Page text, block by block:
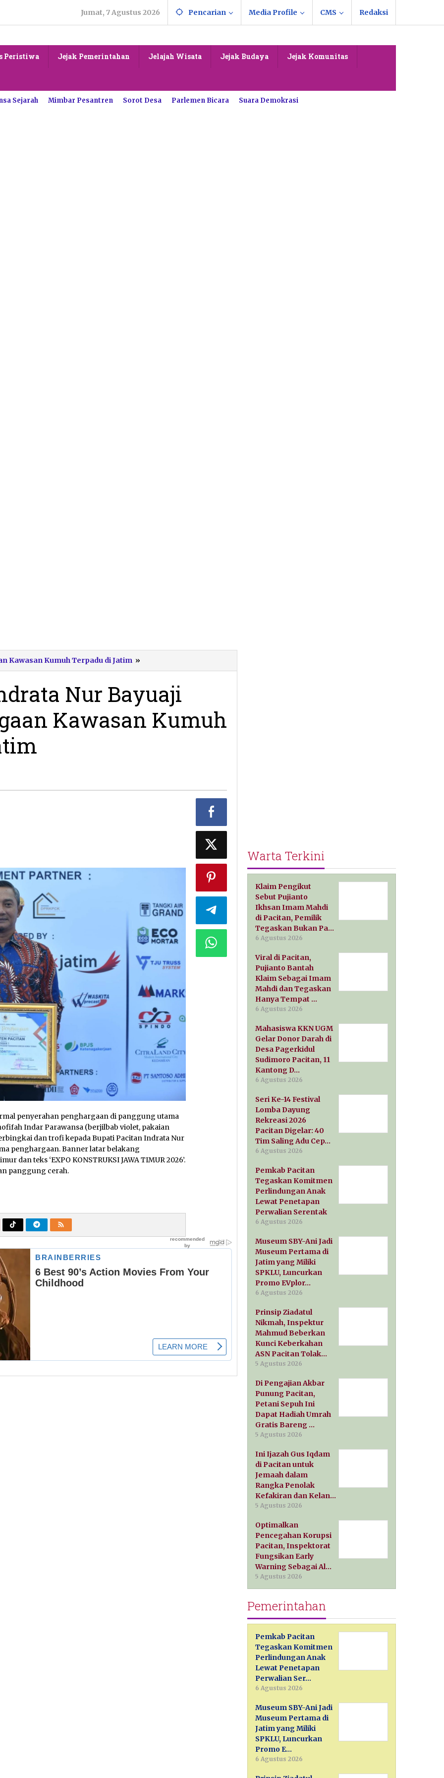
Jumat, 7 Agustus 2026 Pencarian Media Profile CMS Redaksi
Peristiwa Jejak Pemerintahan Jelajah Wisata Jejak Budaya Jejak Komunitas
Sejarah Mimbar Pesantren Sorot Desa Parlemen Bicara Suara Demokrasi
Kawasan Kumuh Terpadu di Jatim »
Pacitan
Nur
Bayuaji
Terima
Penghargaan
Nur Bayuaji
Kawasan Kumuh
penyerahan penghargaan di panggung utama
Indar Parawansa (berjilbab violet, pakaian
dan trofi kepada Bupati Pacitan Indrata Nur
penghargaan. Banner latar belakang
dan teks ‘EXPO KONSTRUKSI JAWA TIMUR 2026’.
panggung cerah.
Warta Terkini
Klaim Pengikut
Sebut Pujianto
Ikhsan Imam Mahdi
di Pacitan, Pemilik
Tegaskan Bukan Pa…
6 Agustus 2026
Viral di Pacitan,
Pujianto Bantah
Klaim Sebagai Imam
Mahdi dan Tegaskan
Hanya Tempat …
6 Agustus 2026
Mahasiswa KKN UGM
Gelar Donor Darah di
Desa Pagerkidul
Sudimoro Pacitan, 11
Kantong D…
6 Agustus 2026
Seri Ke-14 Festival
Lomba Dayung
Rekreasi 2026
Pacitan Digelar: 40
Tim Saling Adu Cep…
6 Agustus 2026
Pemkab Pacitan
Tegaskan Komitmen
Perlindungan Anak
Lewat Penetapan
Perwalian Serentak
6 Agustus 2026
Museum SBY-Ani Jadi
Museum Pertama di
Jatim yang Miliki
SPKLU, Luncurkan
Promo EVplor…
6 Agustus 2026
Prinsip Ziadatul
Nikmah, Inspektur
Mahmud Beberkan
Kunci Keberkahan
ASN Pacitan Tolak…
5 Agustus 2026
Di Pengajian Akbar
Punung Pacitan,
Petani Sepuh Ini
Dapat Hadiah Umrah
Gratis Bareng …
5 Agustus 2026
Ini Ijazah Gus Iqdam
di Pacitan untuk
Jemaah dalam
Rangka Penolak
Kefakiran dan Kelan…
5 Agustus 2026
Optimalkan
Pencegahan Korupsi
Pacitan, Inspektorat
Fungsikan Early
Warning Sebagai Al…
5 Agustus 2026
Pemerintahan
Pemkab Pacitan
Tegaskan Komitmen
Perlindungan Anak
Lewat Penetapan
Perwalian Ser…
6 Agustus 2026
Museum SBY-Ani Jadi
Museum Pertama di
Jatim yang Miliki
SPKLU, Luncurkan
Promo E…
6 Agustus 2026